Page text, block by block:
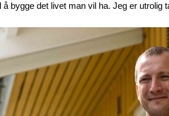
å bygge det livet man vil ha. Jeg er utrolig